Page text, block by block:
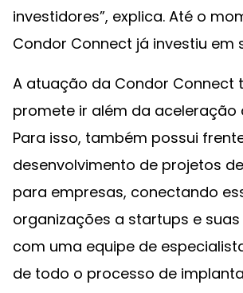
investidores”, explica. Até o
Condor Connect já investiu em
A atuação da Condor Connect
promete ir além da aceleração
Para isso, também possui
desenvolvimento de projetos
para empresas, conectando
organizações a startups e
com uma equipe de
de todo o processo de